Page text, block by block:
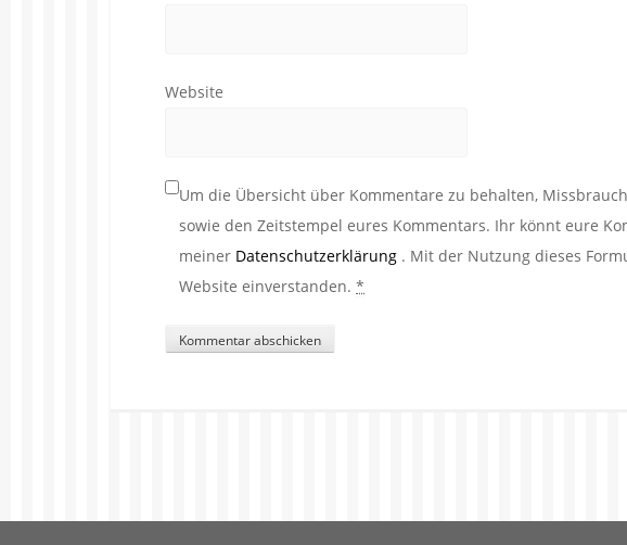
Website
Um die Übersicht über Kommentare zu behalten,
sowie den Zeitstempel eures Kommentars. Ihr könnt eure
meiner Datenschutzerklärung . Mit der Nutzung dieses
Website einverstanden. *